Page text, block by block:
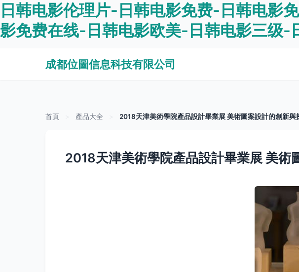
日韩电影伦理片-日韩电影免费-日韩电影
影免费在线-日韩电影欧美-日韩电影三级-
成都位圖信息科技有限公司
首頁 產品大全 2018天津美術學院產品設計畢業展 美術圖案設計的創新與
2018天津美術學院產品設計畢業展 美術